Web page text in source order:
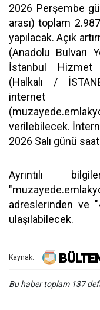
2026 Perşembe
arası) toplam
yapılacak. Açık
(Anadolu Bulvarı
İstanbul Hizmet
(Halkalı /
verilebilecek.
2026 Salı günü
Ayrıntılı
adreslerinden ve
ulaşılabilecek.
Kaynak:
Bu haber toplam 137